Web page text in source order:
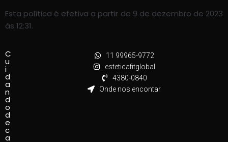
Esta política é efetiva a partir de 9 de dezembro de 2023
às 12:31.
C
u
i
d
a
n
d
o
d
e
c
a
11 99965-9772
esteticafitglobal
4380-0840
Onde nos encontar